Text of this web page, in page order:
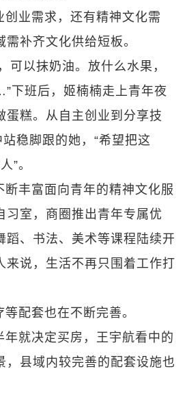
创业需求，还有精神文化需
补齐文化供给短板。
可以抹奶油。放什么水果，
下班后，姬楠楠走上青年夜
蛋糕。从自主创业到分享技
稳脚跟的她，“希望把这
”。
断丰富面向青年的精神文化服
习室，商圈推出青年专属优
蹈、书法、美术等课程陆续开
说，生活不再只围着工作打
配套也在不断完善。
年就决定买房，王宇航看中的
，县域内较完善的配套设施也